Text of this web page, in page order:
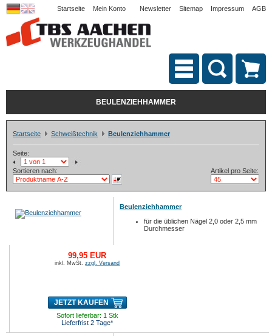
Startseite Mein Konto Newsletter Sitemap Impressum AGB
BEULENZIEHHAMMER
Startseite Schweißtechnik Beulenziehhammer
Seite:
Sortieren nach: Artikel pro Seite:
Beulenziehhammer
für die üblichen Nägel 2,0 oder 2,5 mm
Durchmesser
99,95 EUR
inkl. MwSt.zzgl. Versand
JETZT KAUFEN
Sofort lieferbar: 1 Stk
Lieferfrist 2 Tage*